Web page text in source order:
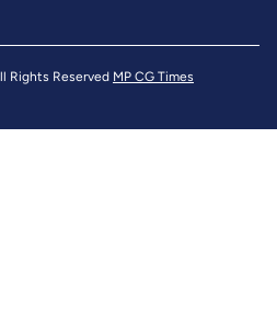
Rights Reserved MP CG Times